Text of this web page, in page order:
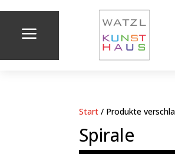
a
Start / Produkte
Spirale